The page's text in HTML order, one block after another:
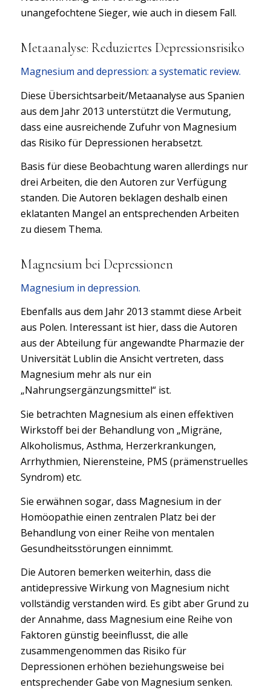
unangefochtene Sieger, wie auch in diesem Fall.
Metaanalyse: Reduziertes Depressionsrisiko
Magnesium and depression: a systematic review.
Diese Übersichtsarbeit/Metaanalyse aus Spanien
aus dem Jahr 2013 unterstützt die Vermutung,
dass eine ausreichende Zufuhr von Magnesium
das Risiko für Depressionen herabsetzt.
Basis für diese Beobachtung waren allerdings nur
drei Arbeiten, die den Autoren zur Verfügung
standen. Die Autoren beklagen deshalb einen
eklatanten Mangel an entsprechenden Arbeiten
zu diesem Thema.
Magnesium bei Depressionen
Magnesium in depression.
Ebenfalls aus dem Jahr 2013 stammt diese Arbeit
aus Polen. Interessant ist hier, dass die Autoren
aus der Abteilung für angewandte Pharmazie der
Universität Lublin die Ansicht vertreten, dass
Magnesium mehr als nur ein
„Nahrungsergänzungsmittel“ ist.
Sie betrachten Magnesium als einen effektiven
Wirkstoff bei der Behandlung von „Migräne,
Alkoholismus, Asthma, Herzerkrankungen,
Arrhythmien, Nierensteine, PMS (prämenstruelles
Syndrom) etc.
Sie erwähnen sogar, dass Magnesium in der
Homöopathie einen zentralen Platz bei der
Behandlung von einer Reihe von mentalen
Gesundheitsstörungen einnimmt.
Die Autoren bemerken weiterhin, dass die
antidepressive Wirkung von Magnesium nicht
vollständig verstanden wird. Es gibt aber Grund zu
der Annahme, dass Magnesium eine Reihe von
Faktoren günstig beeinflusst, die alle
zusammengenommen das Risiko für
Depressionen erhöhen beziehungsweise bei
entsprechender Gabe von Magnesium senken.